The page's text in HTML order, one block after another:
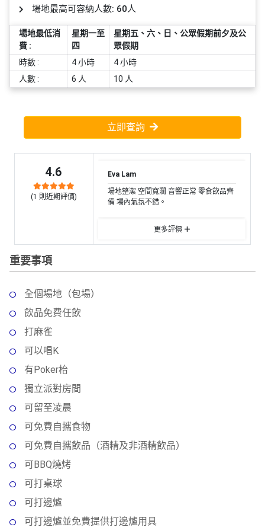
特
色
蛋
糕
花
束
花
場
地
置
用
品
即
食
即
煮
系
列
聚
會
及
拖
餐
聚
會
慶
祝
生
日
拍
企
動
婚
親
活
動
略
會
員
需
知
件
心
願
清
聯
場地最高可容納人數: 60人
場地最低消
費 :
星期一至
四
星期五、六、日、公眾假期前夕及公
眾假期
時數 :
4 小時
4 小時
人數 :
6 人 10 人
立即查詢
4.6
(1 則近期評價)
Eva Lam
場地整潔 空間寬濶 音響正常 零食飲品齊
備 場內氣氛不錯。
更多評價
重要事項
全個場地（包場）
飲品免費任飲
打麻雀
可以唱K
有Poker枱
獨立派對房間
可留至凌晨
可免費自攜食物
可免費自攜飲品（酒精及非酒精飲品）
可BBQ燒烤
可打桌球
可打邊爐
可打邊爐並免費提供打邊爐用具